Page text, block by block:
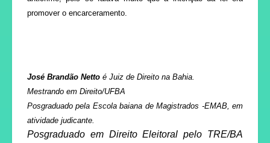
promover o encarceramento.
José Brandão Netto é Juiz de Direito na Bahia.
Mestrando em Direito/UFBA
Posgraduado pela Escola baiana de Magistrados -EMAB, em
atividade judicante.
Posgraduado em Direito Eleitoral pelo TRE/BA